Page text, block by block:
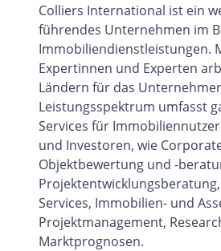
Colliers International ist ein
führendes Unternehmen im
Immobiliendienstleistungen.
Expertinnen und Experten
Ländern für das
Leistungsspektrum umfasst
Services für
und Investoren, wie
Objektbewertung und -
Services, Immobilien- und
Projektmanagement,
Marktprognosen.